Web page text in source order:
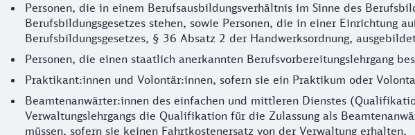
Personen, die in einem Berufsausbildungsverhältnis im Sinne des
Berufsbildungsgesetzes stehen, sowie Personen, die in einer Einrichtung
Berufsbildungsgesetzes, § 36 Absatz 2 der Handwerksordnung,
Personen, die einen staatlich anerkannten Berufsvorbereitungslehrgang
Praktikant:innen und Volontär:innen, sofern sie ein Praktikum oder
Beamtenanwärter:innen des einfachen und mittleren Dienstes
Verwaltungslehrgangs die Qualifikation für die Zulassung als
müssen, sofern sie keinen Fahrtkostenersatz von der Verwaltung erhalten,